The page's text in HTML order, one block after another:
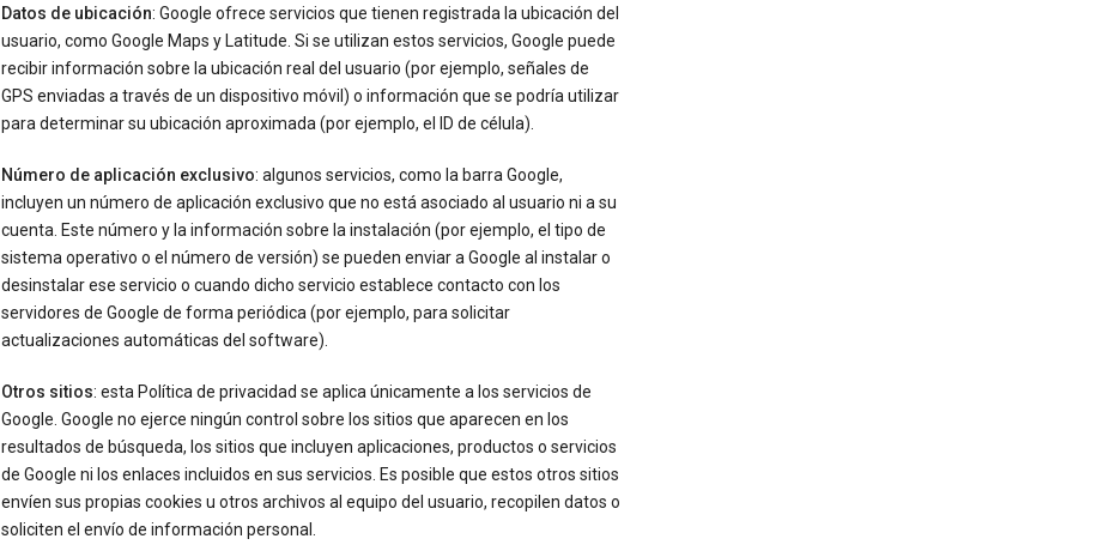
Datos de ubicación: Google ofrece servicios que tienen registrada la ubicación del
usuario, como Google Maps y Latitude. Si se utilizan estos servicios, Google puede
recibir información sobre la ubicación real del usuario (por ejemplo, señales de
GPS enviadas a través de un dispositivo móvil) o información que se podría utilizar
para determinar su ubicación aproximada (por ejemplo, el ID de célula).
Número de aplicación exclusivo: algunos servicios, como la barra Google,
incluyen un número de aplicación exclusivo que no está asociado al usuario ni a su
cuenta. Este número y la información sobre la instalación (por ejemplo, el tipo de
sistema operativo o el número de versión) se pueden enviar a Google al instalar o
desinstalar ese servicio o cuando dicho servicio establece contacto con los
servidores de Google de forma periódica (por ejemplo, para solicitar
actualizaciones automáticas del software).
Otros sitios: esta Política de privacidad se aplica únicamente a los servicios de
Google. Google no ejerce ningún control sobre los sitios que aparecen en los
resultados de búsqueda, los sitios que incluyen aplicaciones, productos o servicios
de Google ni los enlaces incluidos en sus servicios. Es posible que estos otros sitios
envíen sus propias cookies u otros archivos al equipo del usuario, recopilen datos o
soliciten el envío de información personal.